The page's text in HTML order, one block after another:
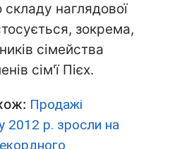
складу наглядової
зокрема,
сімейства
сім'ї Пієх.
Продажі
2012 р. зросли на